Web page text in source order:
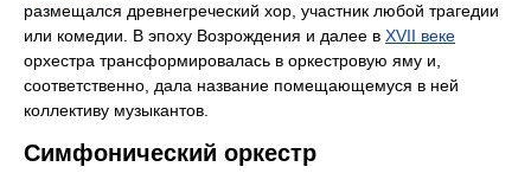
размещался древнегреческий хор, участник любой трагедии
или комедии. В эпоху Возрождения и далее в XVII веке
орхестра трансформировалась в оркестровую яму и,
соответственно, дала название помещающемуся в ней
коллективу музыкантов.
Симфонический оркестр